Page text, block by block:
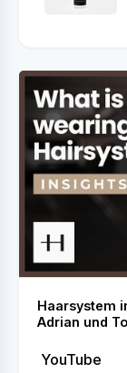
Haarsystem
Adrian und
YouTube